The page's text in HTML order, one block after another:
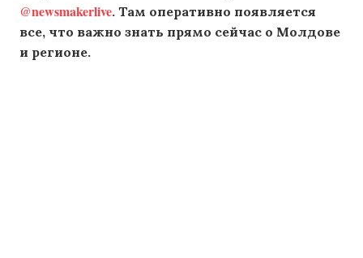
@newsmakerlive. Там оперативно появляется
все, что важно знать прямо сейчас о Молдове
и регионе.